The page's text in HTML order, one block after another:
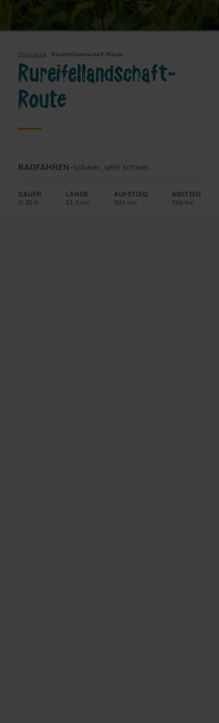
Startseite Rureifellandschaft-Route
Rureifellandschaft-
Route
Art
Tour:
RADFAHREN-Schwierigkeit:
schwer, sehr schwer
DAUER
3:30 h
LÄNGE
51,5 km
AUFSTIEG
506 hm
ABSTIEG
506 hm